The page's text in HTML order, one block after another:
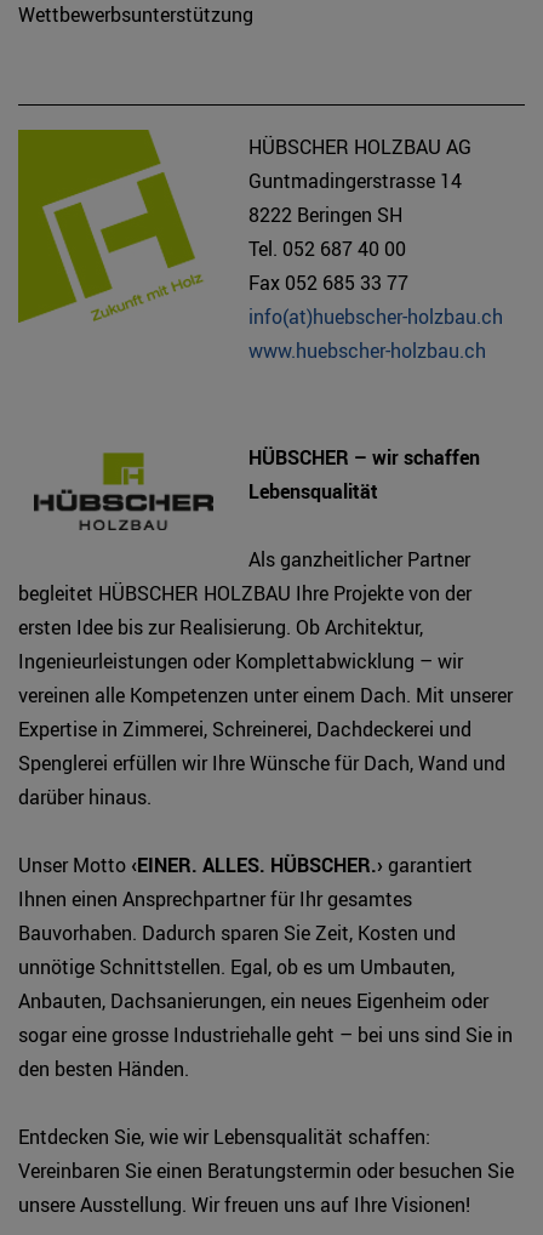
Wettbewerbsunterstützung
HÜBSCHER HOLZBAU AG
Guntmadingerstrasse 14
8222 Beringen SH
Tel. 052 687 40 00
Fax 052 685 33 77
info(at)huebscher-holzbau.ch
www.huebscher-holzbau.ch
HÜBSCHER – wir schaffen
Lebensqualität
Als ganzheitlicher Partner
begleitet HÜBSCHER HOLZBAU Ihre Projekte von der
ersten Idee bis zur Realisierung. Ob Architektur,
Ingenieurleistungen oder Komplettabwicklung – wir
vereinen alle Kompetenzen unter einem Dach. Mit unserer
Expertise in Zimmerei, Schreinerei, Dachdeckerei und
Spenglerei erfüllen wir Ihre Wünsche für Dach, Wand und
darüber hinaus.
Unser Motto ‹EINER. ALLES. HÜBSCHER.› garantiert
Ihnen einen Ansprechpartner für Ihr gesamtes
Bauvorhaben. Dadurch sparen Sie Zeit, Kosten und
unnötige Schnittstellen. Egal, ob es um Umbauten,
Anbauten, Dachsanierungen, ein neues Eigenheim oder
sogar eine grosse Industriehalle geht – bei uns sind Sie in
den besten Händen.
Entdecken Sie, wie wir Lebensqualität schaffen:
Vereinbaren Sie einen Beratungstermin oder besuchen Sie
unsere Ausstellung. Wir freuen uns auf Ihre Visionen!